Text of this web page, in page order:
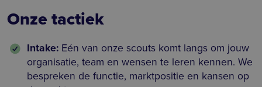
Onze tactiek
Intake:Eén van onze scouts komt langs om jouw
organisatie, team en wensen te leren kennen. We
bespreken de functie, marktpositie en kansen op